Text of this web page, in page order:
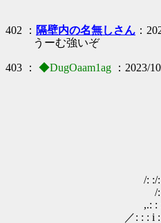
402 ： 隔壁内の名無しさん ：
うーむ強いぞ
403 ： ◆DugOaam1ag ：2023/
／ : : : : : :
,.: : : : : : : :
/: : : : : : : : : :
/: : : : : : : : : :
/: : : : : : : : i: : :
/: :/ : :./}: : : |: :
/: :/: : :/ﾉ}: :_: |: :
/: :/: : : :}′!{ ﾊ
/: : : : : : ﾊ
,.: : :/: : : /: : :
／: : : i : : :/: :